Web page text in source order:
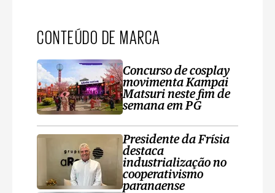
CONTEÚDO DE MARCA
Concurso de cosplay
movimenta Kampai
Matsuri neste fim de
semana em PG
Presidente da Frísia
destaca
industrialização no
cooperativismo
paranaense